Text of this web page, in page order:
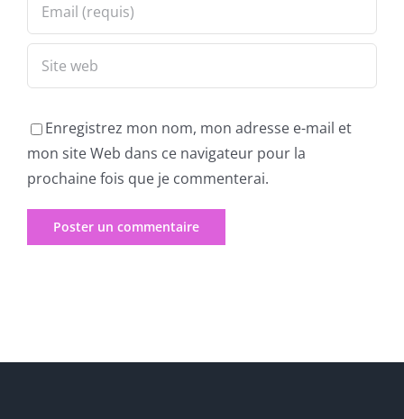
Enregistrez mon nom, mon adresse e-mail et
mon site Web dans ce navigateur pour la
prochaine fois que je commenterai.